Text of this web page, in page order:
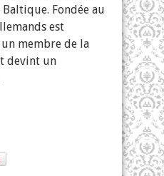
Fondée au
est
membre de la
devint un